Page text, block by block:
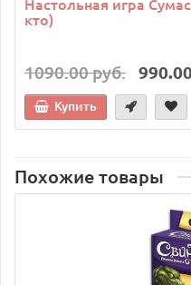
кто)
1090.00 руб.
Купить
Похожие товары